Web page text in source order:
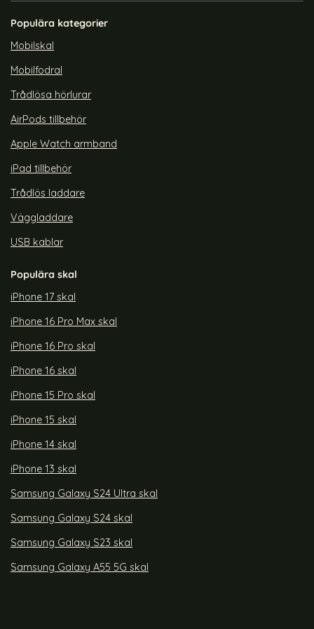
Fodral Litchi Shark Svart
Art. nr 214245
rea pris
139 kr
Tillgänglighet:
Lagervara
Skal Magic Shield Röd
Populära kategorier
Mobilskal
Mobilfodral
Trådlösa hörlurar
AirPods tillbehör
Apple Watch armband
iPad tillbehör
Trådlös laddare
Väggladdare
USB kablar
Populära skal
iPhone 17 skal
iPhone 16 Pro Max skal
iPhone 16 Pro skal
iPhone 16 skal
iPhone 15 Pro skal
iPhone 15 skal
iPhone 14 skal
iPhone 13 skal
Samsung Galaxy S24 Ultra skal
Samsung Galaxy S24 skal
Samsung Galaxy S23 skal
Samsung Galaxy A55 5G skal